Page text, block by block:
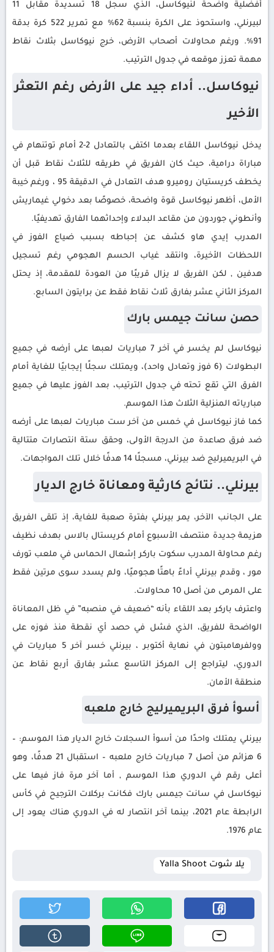
أفضلية واضحة لنيوكاسل، الذي سجل 18 تسديدة مقابل 11
لبيرنلي، واستحوذ على الكرة بنسبة 62% مع تمرير 522 كرة بدقة
91%. ورغم محاولات أصحاب الأرض، خرج نيوكاسل بثلاث نقاط
مهمة تعزز موقعه في جدول الترتيب.
نيوكاسل.. أداء جيد على الأرض رغم التعثر
الأخير
يدخل نيوكاسل اللقاء بعدما اكتفى بالتعادل 2-2 أمام توتنهام في
مباراة درامية، حيث كان الفريق في طريقه للثلاث نقاط قبل أن
يخطف كريستيان روميرو هدف التعادل في الدقيقة 95 ، ورغم خيبة
الأمل، أظهر نيوكاسل قوة واضحة، خصوصًا بعد دخولي غيماريش
وأنطوني جوردون من مقاعد البدلاء وإحداثهما الفارق تهديفيًا.
المدرب إيدي هاو كشف عن إحباطه بسبب ضياع الفوز في
اللحظات الأخيرة، وانتقد غياب الحسم الهجومي رغم تسجيل
هدفين , لكن الفريق لا يزال قريبًا من العودة للمقدمة، إذ يحتل
المركز الثاني عشر بفارق ثلاث نقاط فقط عن برايتون السابع.
حصن سانت جيمس بارك
نيوكاسل لم يخسر في آخر 7 مباريات لعبها على أرضه في جميع
البطولات (6 فوز وتعادل واحد)، ويمتلك سجلًا إيجابيًا للغاية أمام
الفرق التي تقع تحته في جدول الترتيب، بعد الفوز عليها في جميع
مبارياته المنزلية الثلاث هذا الموسم.
كما فاز نيوكاسل في خمس من آخر ست مباريات لعبها على أرضه
ضد فرق صاعدة من الدرجة الأولى، وحقق ستة انتصارات متتالية
في البريميرليج ضد بيرنلي، مسجلًا 14 هدفًا خلال تلك المواجهات.
بيرنلي.. نتائج كارثية ومعاناة خارج الديار
على الجانب الآخر، يمر بيرنلي بفترة صعبة للغاية، إذ تلقى الفريق
هزيمة جديدة منتصف الأسبوع أمام كريستال بالاس بهدف نظيف
رغم محاولة المدرب سكوت باركر إشعال الحماس في ملعب تورف
مور ، وقدم بيرنلي أداءً باهتًا هجوميًا، ولم يسدد سوى مرتين فقط
على المرمى من أصل 10 محاولات.
واعترف باركر بعد اللقاء بأنه “ضعيف في منصبه” في ظل المعاناة
الواضحة للفريق، الذي فشل في حصد أي نقطة منذ فوزه على
وولفرهامبتون في نهاية أكتوبر ، بيرنلي خسر آخر 5 مباريات في
الدوري، ليتراجع إلى المركز التاسع عشر بفارق أربع نقاط عن
منطقة الأمان.
أسوأ فرق البريميرليج خارج ملعبه
بيرنلي يمتلك واحدًا من أسوأ السجلات خارج الديار هذا الموسم: –
6 هزائم من أصل 7 مباريات خارج ملعبه – استقبال 21 هدفًا، وهو
أعلى رقم في الدوري هذا الموسم , أما آخر مرة فاز فيها على
نيوكاسل في سانت جيمس بارك فكانت بركلات الترجيح في كأس
الرابطة عام 2021، بينما آخر انتصار له في الدوري هناك يعود إلى
عام 1976.
يلا شوت Yalla Shoot